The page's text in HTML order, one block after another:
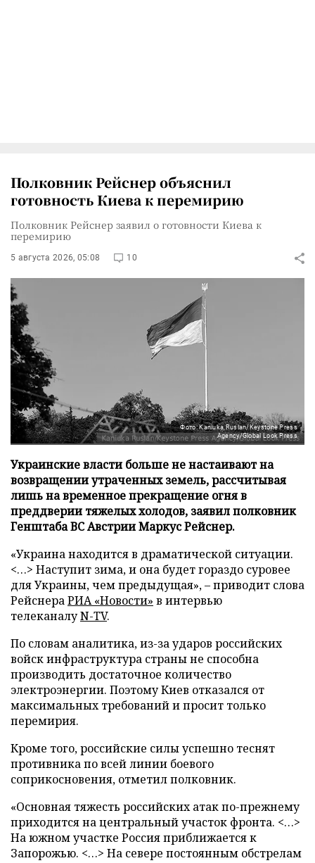
Полковник Рейснер объяснил
готовность Киева к перемирию
Полковник Рейснер заявил о готовности Киева к
перемирию
5 августа 2026, 05:08 10
Фото: Kaniuka Ruslan/Keystone Press
Agency/Global Look Press
Украинские власти больше не настаивают на
возвращении утраченных земель, рассчитывая
лишь на временное прекращение огня в
преддверии тяжелых холодов, заявил полковник
Генштаба ВС Австрии Маркус Рейснер.
«Украина находится в драматической ситуации.
<…> Наступит зима, и она будет гораздо суровее
для Украины, чем предыдущая», – приводит слова
РейснераРИА «Новости» в интервью
телеканалуN-TV.
По словам аналитика, из-за ударов российских
войск инфраструктура страны не способна
производить достаточное количество
электроэнергии. Поэтому Киев отказался от
максимальных требований и просит только
перемирия.
Кроме того, российские силы успешно теснят
противника по всей линии боевого
соприкосновения, отметил полковник.
«Основная тяжесть российских атак по-прежнему
приходится на центральный участок фронта. <…>
На южном участке Россия приближается к
Запорожью. <…> На севере постоянным обстрелам